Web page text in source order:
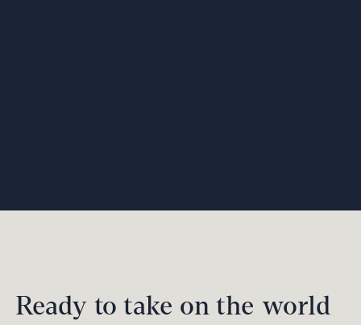
Ready to take on the world